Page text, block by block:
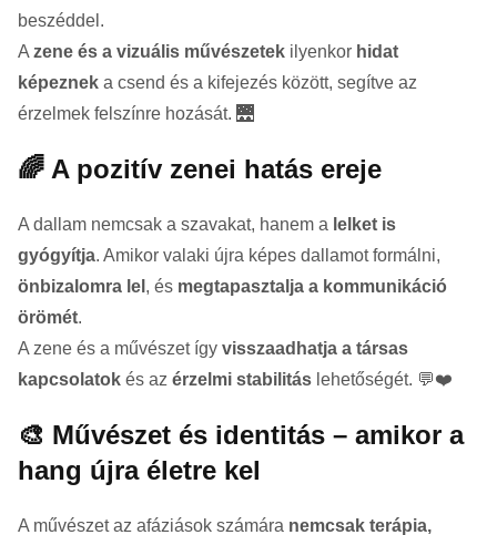
beszéddel.
A zene és a vizuális művészetek ilyenkor hidat
képeznek a csend és a kifejezés között, segítve az
érzelmek felszínre hozását. 🌉
🌈 A pozitív zenei hatás ereje
A dallam nemcsak a szavakat, hanem a lelket is
gyógyítja. Amikor valaki újra képes dallamot formálni,
önbizalomra lel , és megtapasztalja a kommunikáció
örömét.
A zene és a művészet így visszaadhatja a társas
kapcsolatok és az érzelmi stabilitás lehetőségét. 💬❤️
🎨 Művészet és identitás – amikor a
hang újra életre kel
A művészet az afáziások számára nemcsak terápia,